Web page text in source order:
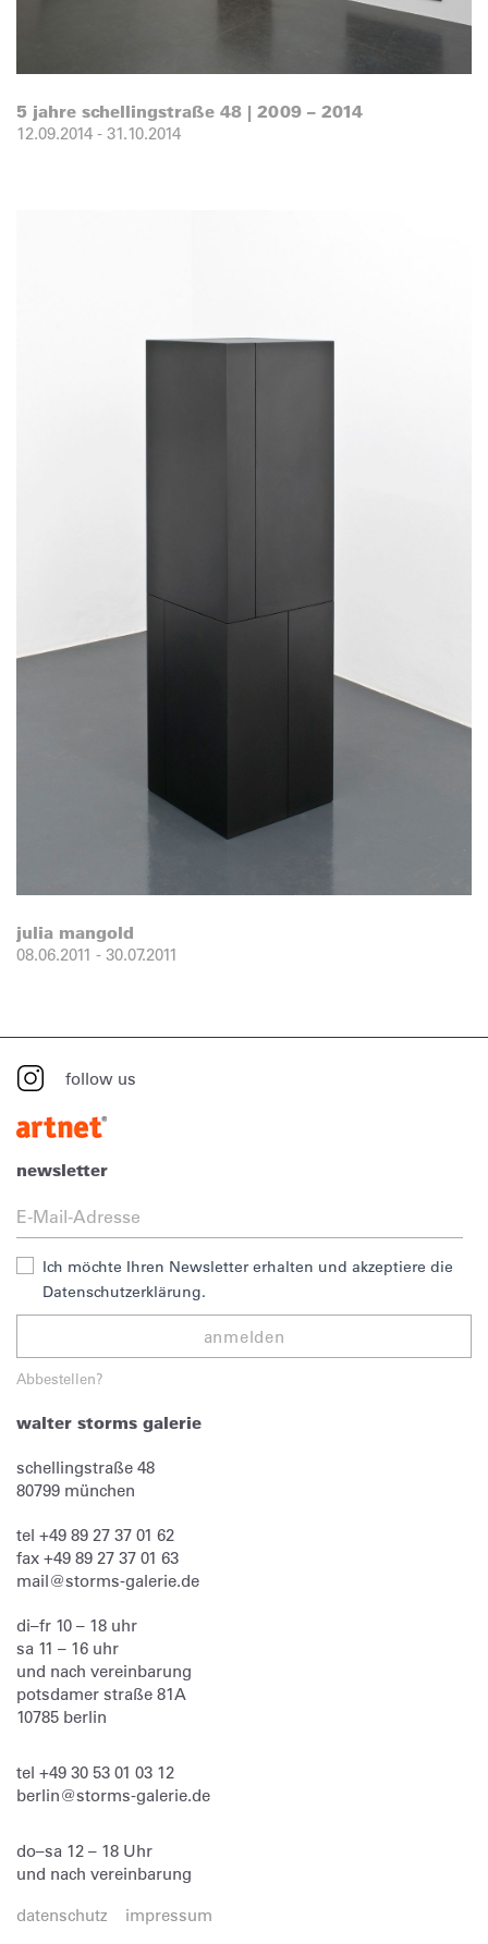
5 jahre schellingstraße 48 | 2009 – 2014
12.09.2014 - 31.10.2014
julia mangold
08.06.2011 - 30.07.2011
follow us
newsletter
Ich möchte Ihren Newsletter erhalten und akzeptiere die
Datenschutzerklärung.
anmelden
Abbestellen?
walter storms galerie
schellingstraße 48
80799 münchen
tel +49 89 27 37 01 62
fax +49 89 27 37 01 63
mail@storms-galerie.de
di–fr 10 – 18 uhr
sa 11 – 16 uhr
und nach vereinbarung
potsdamer straße 81A
10785 berlin
tel +49 30 53 01 03 12
berlin@storms-galerie.de
do–sa 12 – 18 Uhr
und nach vereinbarung
datenschutz
impressum